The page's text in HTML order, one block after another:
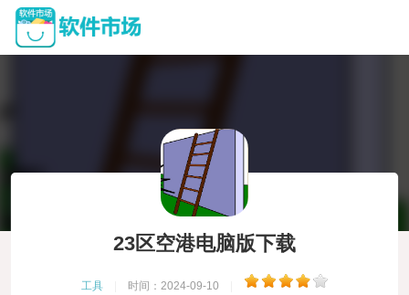
23区空港电脑版下载
工具 时间：2024-09-10